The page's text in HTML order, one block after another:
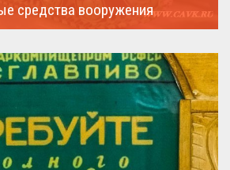
средства вооружения